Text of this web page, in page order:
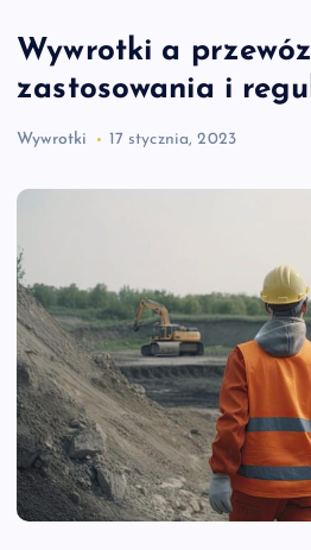
Wywrotki a
zastosowania i
Wywrotki 17 stycznia, 2023